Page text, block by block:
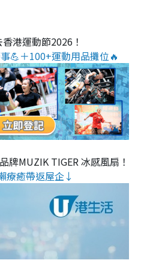
香港運動節2026！
💪＋100+運動用品攤位🔥
牌MUZIK TIGER 冰感風扇！
療癒帶返屋企↓